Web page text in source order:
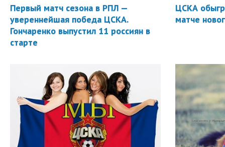
Первый матч сезона в РПЛ —
увереннейшая победа ЦСКА.
Гончаренко выпустил 11 россиян в
старте
ЦСКА
матче